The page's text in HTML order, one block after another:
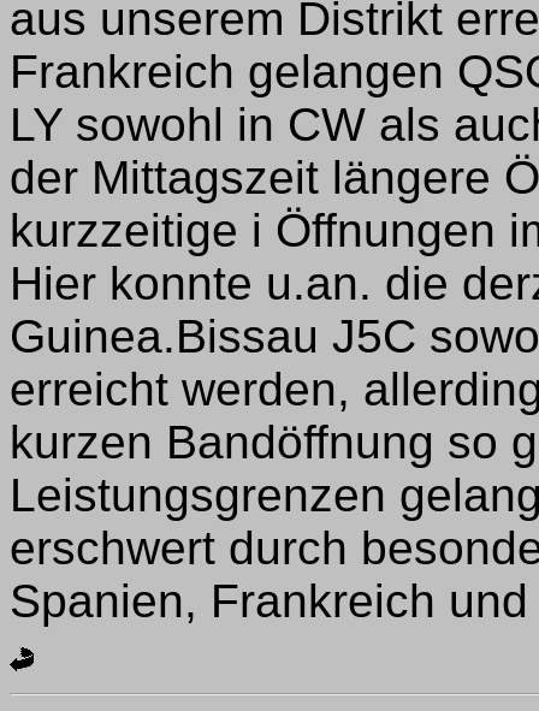
aus unserem Distrikt
Frankreich gelangen
LY sowohl in CW als
der Mittagszeit längere
kurzzeitige i Öffnungen
Hier konnte u.an. die
Guinea.Bissau J5C
erreicht werden,
kurzen Bandöffnung so
Leistungsgrenzen
erschwert durch
Spanien, Frankreich